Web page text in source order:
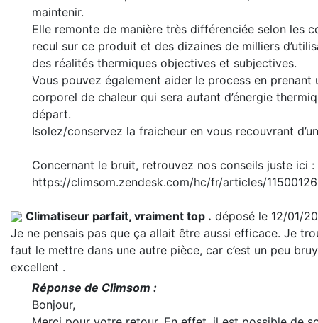
maintenir.
Elle remonte de manière très différenciée selon les
recul sur ce produit et des dizaines de milliers
des réalités thermiques objectives et subjectives.
Vous pouvez également aider le process en
corporel de chaleur qui sera autant d’énergie
départ.
Isolez/conservez la fraicheur en vous recouvrant
Concernant le bruit, retrouvez nos conseils juste ici :
https://climsom.zendesk.com/hc/fr/articles/
Climatiseur parfait, vraiment top . déposé le 12/01/
Je ne pensais pas que ça allait être aussi efficace. Je
faut le mettre dans une autre pièce, car c’est un peu
excellent .
Réponse de Climsom :
Bonjour,